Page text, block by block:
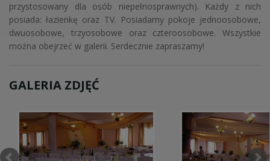
przystosowany dla osób niepełnosprawnych). Każdy z nich
posiada: łazienkę oraz TV. Posiadamy pokoje jednoosobowe,
dwuosobowe, trzyosobowe oraz czteroosobowe. Wszystkie
można obejrzeć w galerii. Serdecznie zapraszamy!
GALERIA ZDJĘĆ